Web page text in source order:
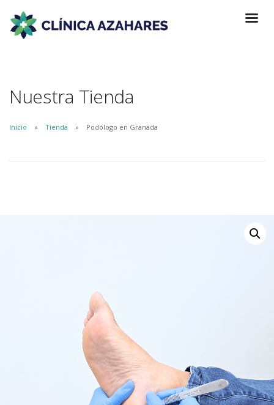
Nuestra Tienda
Inicio Tienda Podólogo en Granada